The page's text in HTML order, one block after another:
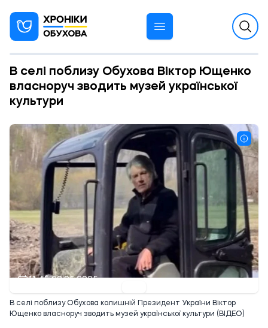
В селі поблизу Обухова Віктор Ющенко
власноруч зводить музей української
культури
11:45 09.05.2025
В селі поблизу Обухова колишній Президент України Віктор
Ющенко власноруч зводить музей української культури (ВІДЕО)